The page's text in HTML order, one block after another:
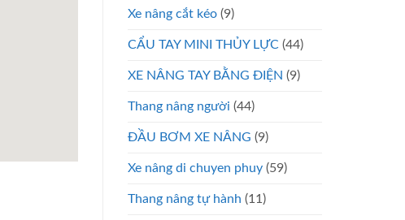
Xe nâng cắt kéo (9)
CẨU TAY MINI THỦY LỰC (44)
XE NÂNG TAY BẰNG ĐIỆN (9)
Thang nâng người (44)
ĐẦU BƠM XE NÂNG (9)
Xe nâng di chuyen phuy (59)
Thang nâng tự hành (11)